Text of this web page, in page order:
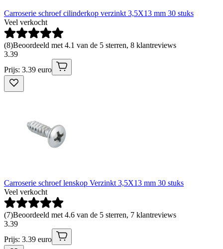
Carroserie schroef cilinderkop verzinkt 3,5X13 mm 30 stuks
Veel verkocht
(8)Beoordeeld met 4.1 van de 5 sterren, 8 klantreviews
3.39
Prijs: 3.39 euro
Carroserie schroef lenskop Verzinkt 3,5X13 mm 30 stuks
Veel verkocht
(7)Beoordeeld met 4.6 van de 5 sterren, 7 klantreviews
3.39
Prijs: 3.39 euro